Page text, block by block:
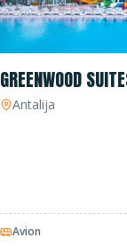
GREENWOOD
Antalija
Avion